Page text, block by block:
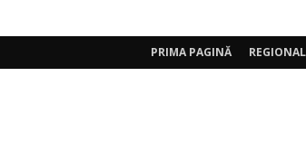
PRIMA PAGINĂ REGIONAL